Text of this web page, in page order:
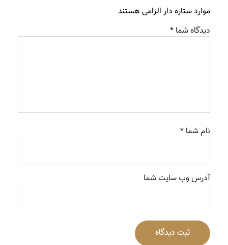
موارد ستاره دار الزامی هستند
دیدگاه شما *
نام شما *
آدرس وب سایت شما
ثبت دیدگاه